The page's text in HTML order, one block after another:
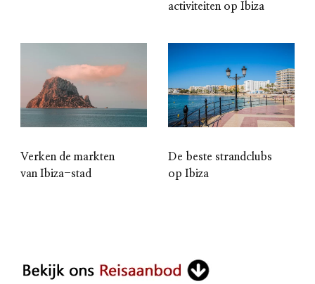
activiteiten op Ibiza
Verken de markten
van Ibiza-stad
De beste strandclubs
op Ibiza